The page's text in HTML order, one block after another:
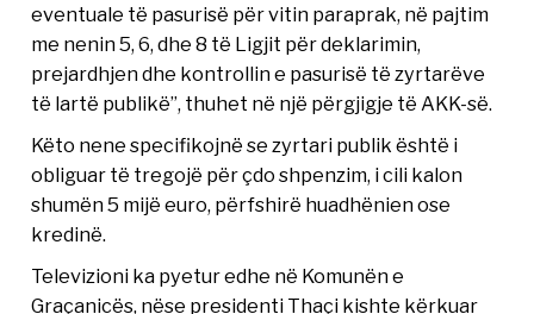
eventuale të pasurisë për vitin paraprak, në pajtim
me nenin 5, 6, dhe 8 të Ligjit për deklarimin,
prejardhjen dhe kontrollin e pasurisë të zyrtarëve
të lartë publikë”, thuhet në një përgjigje të AKK-së.
Këto nene specifikojnë se zyrtari publik është i
obliguar të tregojë për çdo shpenzim, i cili kalon
shumën 5 mijë euro, përfshirë huadhënien ose
kredinë.
Televizioni ka pyetur edhe në Komunën e
Graçanicës, nëse presidenti Thaçi kishte kërkuar